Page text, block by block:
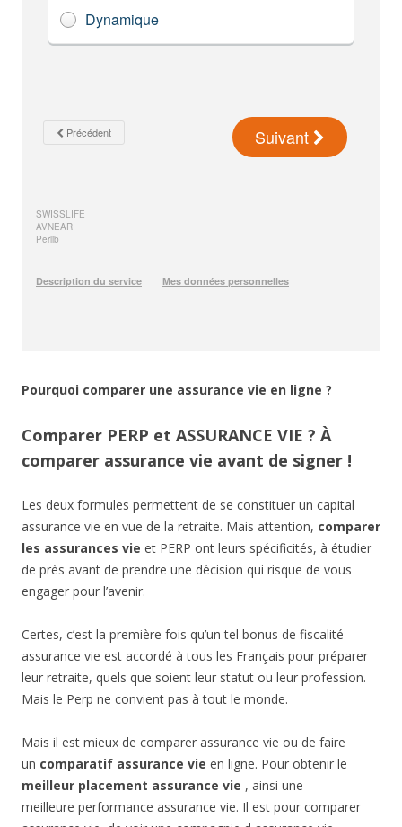
Pourquoi comparer une assurance vie en ligne ?
Comparer PERP et ASSURANCE VIE ? À
comparer assurance vie avant de signer !
Les deux formules permettent de se constituer un capital
assurance vie en vue de la retraite. Mais attention, comparer
les assurances vie et PERP ont leurs spécificités, à étudier
de près avant de prendre une décision qui risque de vous
engager pour l’avenir.
Certes, c’est la première fois qu’un tel bonus de fiscalité
assurance vie est accordé à tous les Français pour préparer
leur retraite, quels que soient leur statut ou leur profession.
Mais le Perp ne convient pas à tout le monde.
Mais il est mieux de comparer assurance vie ou de faire
un comparatif assurance vie en ligne. Pour obtenir le
meilleur placement assurance vie , ainsi une
meilleure performance assurance vie. Il est pour comparer